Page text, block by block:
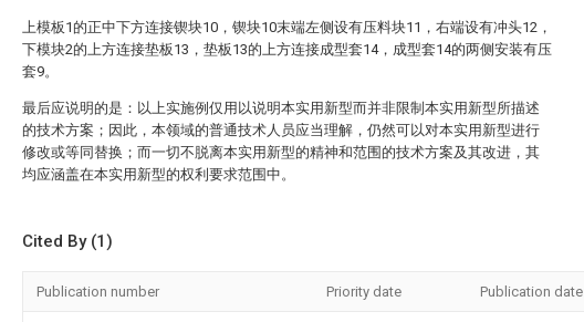
上模板1的正中下方连接锲块10，锲块10末端左侧设有压料块11，右端设有冲头12，
下模块2的上方连接垫板13，垫板13的上方连接成型套14，成型套14的两侧安装有压
套9。
最后应说明的是：以上实施例仅用以说明本实用新型而并非限制本实用新型所描述
的技术方案；因此，本领域的普通技术人员应当理解，仍然可以对本实用新型进行
修改或等同替换；而一切不脱离本实用新型的精神和范围的技术方案及其改进，其
均应涵盖在本实用新型的权利要求范围中。
Cited By (1)
Publication number Priority date Publication date